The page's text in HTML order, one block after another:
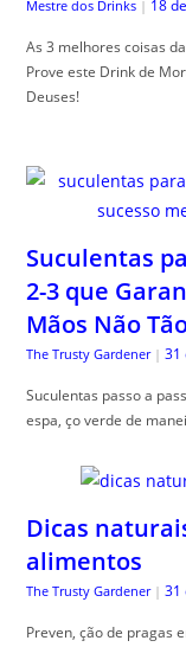
Mestre dos Drinks | 18
As 3 melhores coisas
Prove este Drink de
Deuses!
Suculentas
2-3 que
Mãos Não
The Trusty Gardener | 31
Suculentas passo a
espa, ço verde de
Dicas
alimentos
The Trusty Gardener | 31
Preven, ção de pragas